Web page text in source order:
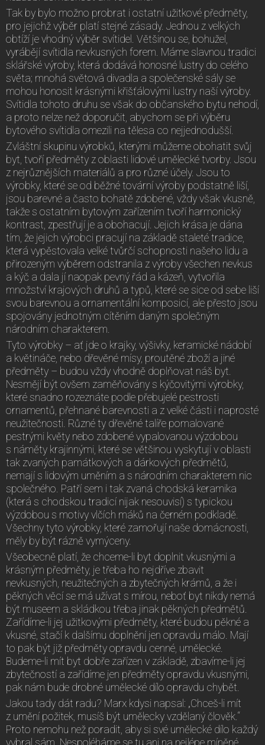
Tak by bylo možno probrat i ostatní užitkové předměty,
pro jejichž výběr platí stejné zásady. Jednou z velkých
obtíží je vhodný výběr svítidel. Většinou se, bohužel,
vyrábějí svítidla nevkusných forem. Máme slavnou tradici
sklářské výroby, která dodává honosné lustry do celého
světa; mnohá světová divadla a společenské sály se
mohou honosit krásnými křišťálovými lustry naší výroby.
Svítidla tohoto druhu se však do občanského bytu nehodí,
a proto nelze než doporučit, abychom se při výběru
bytového svítidla omezili na tělesa co nejjednodušší.
Zvláštní skupinu výrobků, kterými můžeme obohatit svůj
byt, tvoří předměty z oblasti lidové umělecké tvorby. Jsou
z nejrůznějších materiálů a pro různé účely. Jsou to
výrobky, které se od běžné tovární výroby podstatně liší,
jsou barevné a často bohatě zdobené, vždy však vkusně,
takže s ostatním bytovým zařízením tvoří harmonický
kontrast, zpestřují je a obohacují. Jejich krása je dána
tím, že jejich výrobci pracují na základě staleté tradice,
která vypěstovala velké tvůrčí schopnosti našeho lidu a
přirozeným výběrem odstranila z výroby všechen nevkus
a kýč a dala jí naopak pevný řád a kázeň, vytvořila
množství krajových druhů a typů, které se sice od sebe liší
svou barevnou a ornamentální komposicí, ale přesto jsou
spojovány jednotným cítěním daným společným
národním charakterem.
Tyto výrobky – ať jde o krajky, výšivky, keramické nádobí
a květináče, nebo dřevěné mísy, proutěné zboží a jiné
předměty – budou vždy vhodně doplňovat náš byt.
Nesmějí být ovšem zaměňovány s kýčovitými výrobky,
které snadno rozeznáte podle přebujelé pestrosti
ornamentů, přehnané barevnosti a z velké části i naprosté
neužitečnosti. Různé ty dřevěné talíře pomalované
pestrými květy nebo zdobené vypalovanou výzdobou
s náměty krajinnými, které se většinou vyskytují v oblasti
tak zvaných památkových a dárkových předmětů,
nemají s lidovým uměním a s národním charakterem nic
společného. Patří sem i tak zvaná chodská keramika
(která s chodskou tradicí nijak nesouvisí) s typickou
výzdobou s motivy vlčích máků na černém podkladě.
Všechny tyto výrobky, které zamořují naše domácnosti,
měly by být rázně vymýceny.
Všeobecně platí, že chceme-li byt doplnit vkusnými a
krásným předměty, je třeba ho nejdříve zbavit
nevkusných, neužitečných a zbytečných krámů, a že i
pěkných věcí se má užívat s mírou, neboť byt nikdy nemá
být museem a skládkou třeba jinak pěkných předmětů.
Zařídíme-li jej užitkovými předměty, které budou pěkné a
vkusné, stačí k dalšímu doplnění jen opravdu málo. Mají
to pak být již předměty opravdu cenné, umělecké.
Budeme-li mít byt dobře zařízen v základě, zbavíme-li jej
zbytečností a zařídíme jen předměty opravdu vkusnými,
pak nám bude drobné umělecké dílo opravdu chybět.
Jakou tady dát radu? Marx kdysi napsal: „Chceš-li mít
z umění požitek, musíš být umělecky vzdělaný člověk.“
Proto nemohu než poradit, aby si své umělecké dílo každý
vybral sám. Nespoléháme se tu ani na nejlépe míněné